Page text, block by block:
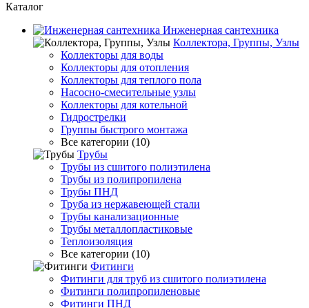
Каталог
Инженерная сантехника
Коллектора, Группы, Узлы
Коллекторы для воды
Коллекторы для отопления
Коллекторы для теплого пола
Насосно-смесительные узлы
Коллекторы для котельной
Гидрострелки
Группы быстрого монтажа
Все категории (10)
Трубы
Трубы из сшитого полиэтилена
Трубы из полипропилена
Трубы ПНД
Труба из нержавеющей стали
Трубы канализационные
Трубы металлопластиковые
Теплоизоляция
Все категории (10)
Фитинги
Фитинги для труб из сшитого полиэтилена
Фитинги полипропиленовые
Фитинги ПНД